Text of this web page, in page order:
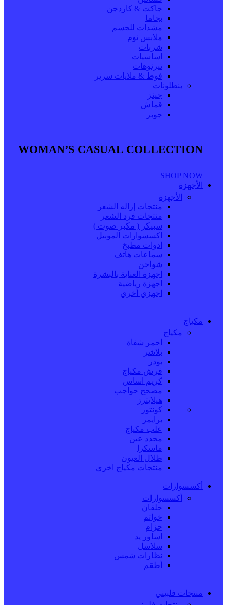
جاكت & كاردجن
بجاما
مشدات للجسم
ملابس نوم
شربات
اساسيات
تيرنوهات
فوط & ملايات سرير
بنطلونات
جينز
قماش
جوبر
WOMAN’S CASUAL COLLECTION
SHOP NOW
الأجهزة
الأجهزة
منتجات إزاله الشعر
منتجات فرد الشعر
سبيكر ( مكبر صوت )
اكسسوارات الموبيل
ادوات مطبخ
سماعات هاتف
شواحن
اجهزة العناية بالبشرة
اجهزة رياضية
اجهزي أخري
مكياج
مكياج
احمر شفاة
بلاشر
بودر
فرش مكياج
كريم اساس
مصحح حواجب
هيلايترز
كونتور
برايمر
علب مكياج
محدد عين
ماسكرا
ظلال العيون
منتجات مكياج اخري
أكسسوارات
أكسسوارات
حلقان
خواتم
حزام
اساور يد
سلاسل
نظارات شمس
أطقم
منتجات فلبيني